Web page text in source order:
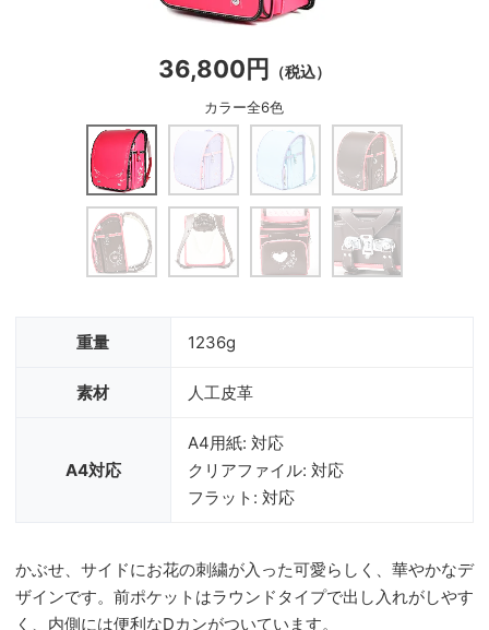
36,800円 （税込）
カラー全6色
重量 1236g
素材 人工皮革
A4対応
A4用紙: 対応
クリアファイル: 対応
フラット: 対応
かぶせ、サイドにお花の刺繍が入った可愛らしく、華やかなデ
ザインです。前ポケットはラウンドタイプで出し入れがしやす
く、内側には便利なDカンがついています。